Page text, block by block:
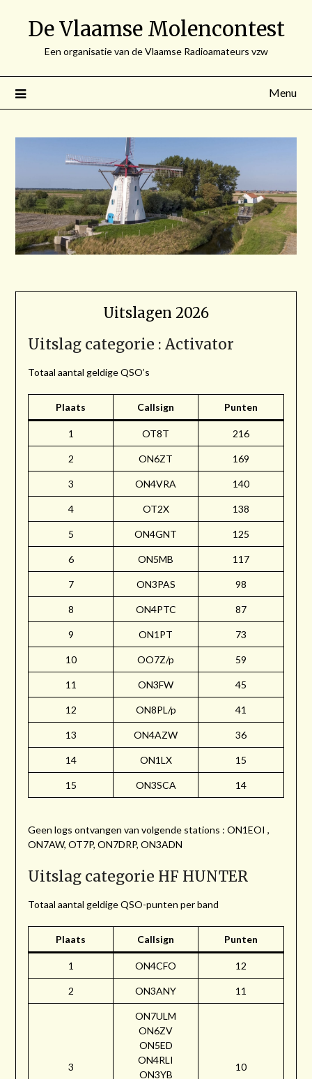
De Vlaamse Molencontest
Een organisatie van de Vlaamse Radioamateurs vzw
Menu
Uitslagen 2026
Uitslag categorie : Activator
Totaal aantal geldige QSO’s
Plaats Callsign Punten
1 OT8T 216
2 ON6ZT 169
3 ON4VRA 140
4 OT2X 138
5 ON4GNT 125
6 ON5MB 117
7 ON3PAS 98
8 ON4PTC 87
9 ON1PT 73
10 OO7Z/p 59
11 ON3FW 45
12 ON8PL/p 41
13 ON4AZW 36
14 ON1LX 15
15 ON3SCA 14
Geen logs ontvangen van volgende stations : ON1EOI ,
ON7AW, OT7P, ON7DRP, ON3ADN
Uitslag categorie HF HUNTER
Totaal aantal geldige QSO-punten per band
Plaats Callsign Punten
1 ON4CFO 12
2 ON3ANY 11
3
ON7ULM
ON6ZV
ON5ED
ON4RLI
ON3YB
10